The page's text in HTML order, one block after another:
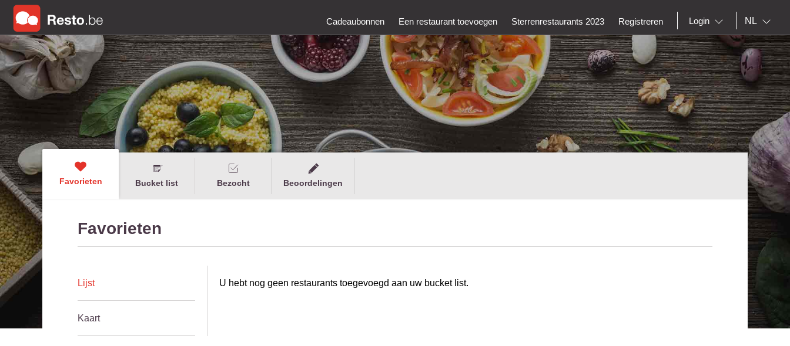
Cadeaubonnen Een restaurant toevoegen Sterrenrestaurants 2023 Registreren Login NL
Favorieten Bucket list Bezocht Beoordelingen
Favorieten
Lijst
Kaart
U hebt nog geen restaurants toegevoegd aan uw bucket list.